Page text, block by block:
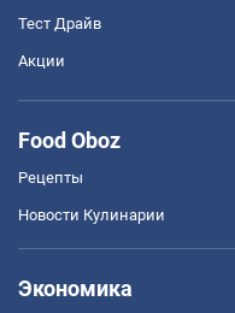
Тест Драйв
Акции
Food Oboz
Рецепты
Новости Кулинарии
Экономика